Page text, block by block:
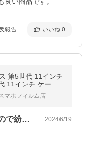
報告 いいね 0
第5世代 11インチ
11インチ ケース
レザー スタンド
マホフィルム店
アップルペンシルが収納出来るので紛失の… 2024/6/19